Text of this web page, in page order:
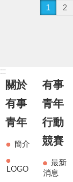
1 2
:::
關於
有事
青年
簡介
LOGO
有事
青年
行動
競賽
最新
消息